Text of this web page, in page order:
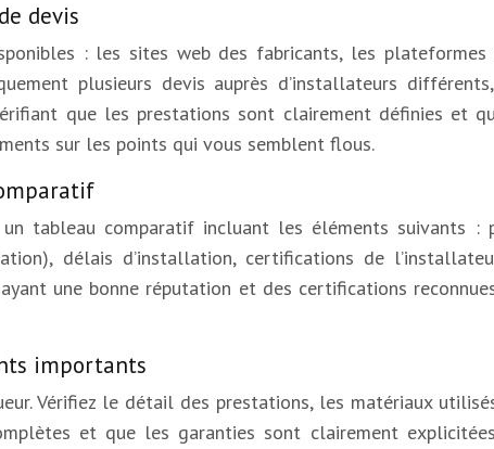
devis
: les sites web des fabricants, les
plusieurs devis auprès d’installateurs
que les prestations sont clairement définies et
sur les points qui vous semblent flous.
tableau comparatif incluant les éléments suivants
délais d’installation, certifications de
une bonne réputation et des certifications
importants
Vérifiez le détail des prestations, les matériaux
et que les garanties sont clairement